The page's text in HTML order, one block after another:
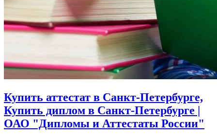
Купить аттестат в Санкт-Петербурге,
Купить диплом в Санкт-Петербурге |
ОАО "Дипломы и Аттестаты России"